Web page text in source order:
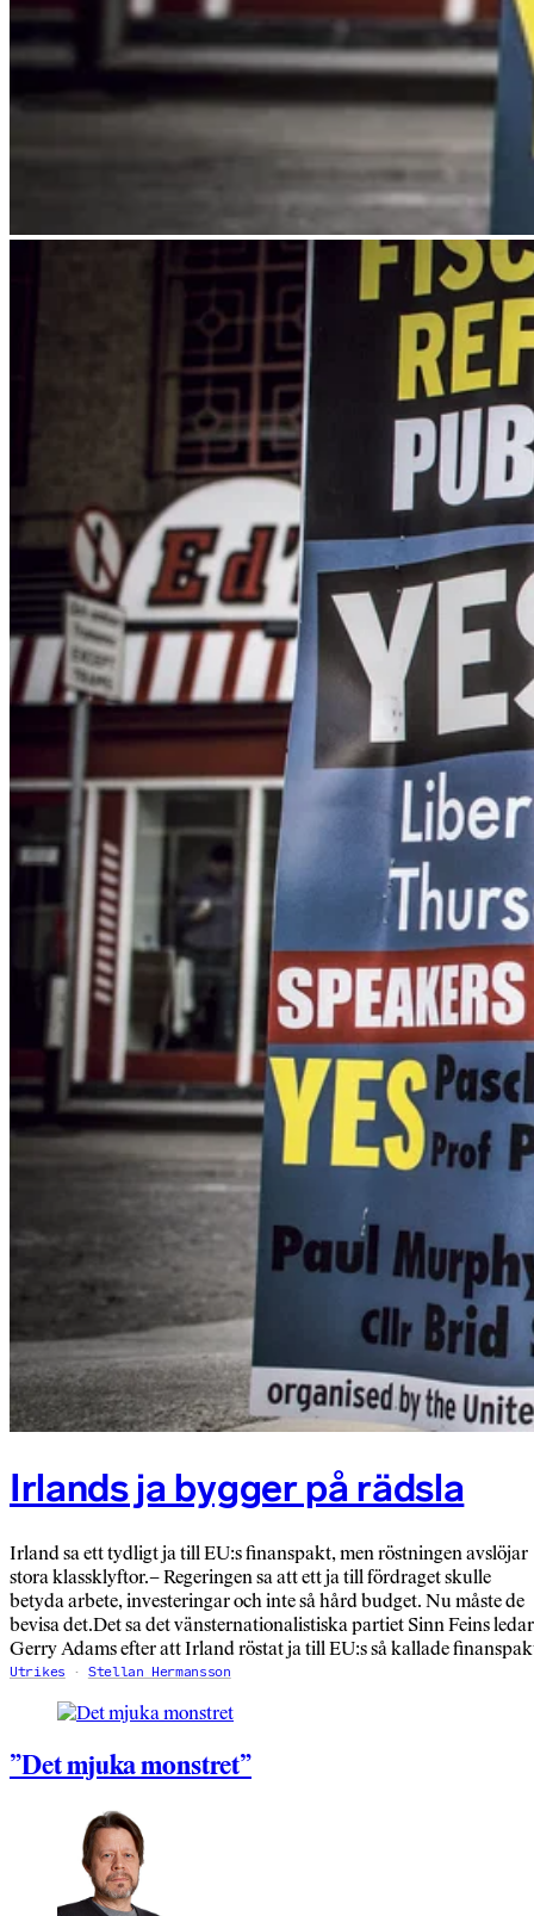
Irlands ja bygger på rädsla
Irland sa ett tydligt ja till EU:s finanspakt, men röstningen avslöjar
stora klassklyftor.– Regeringen sa att ett ja till fördraget skulle
betyda arbete, investeringar och inte så hård budget. Nu måste de
bevisa det.Det sa det vänsternationalistiska partiet Sinn Feins
Gerry Adams efter att Irland röstat ja till EU:s så kallade
Utrikes Stellan Hermansson
”Det mjuka monstret”